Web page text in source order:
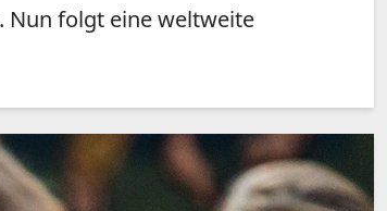
Nun folgt eine weltweite